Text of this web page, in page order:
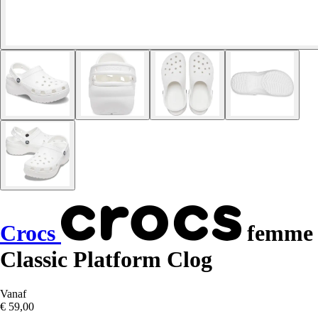
Crocs
femme
Classic Platform Clog
Vanaf
€ 59,00